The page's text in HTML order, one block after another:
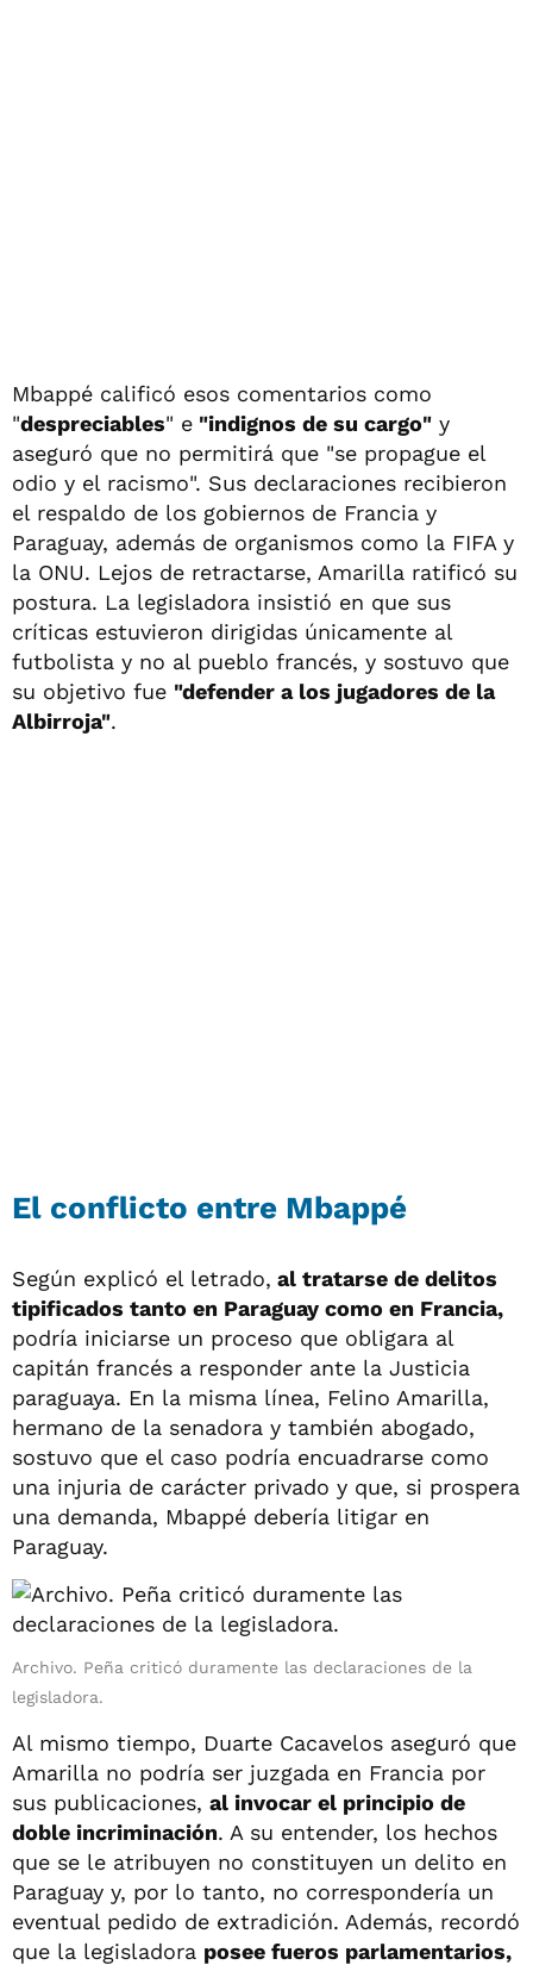
Mbappé calificó esos comentarios como
"despreciables" e "indignos de su cargo" y
aseguró que no permitirá que "se propague el
odio y el racismo". Sus declaraciones recibieron
el respaldo de los gobiernos de Francia y
Paraguay, además de organismos como la FIFA y
la ONU. Lejos de retractarse, Amarilla ratificó su
postura. La legisladora insistió en que sus
críticas estuvieron dirigidas únicamente al
futbolista y no al pueblo francés, y sostuvo que
su objetivo fue "defender a los jugadores de la
Albirroja".
El conflicto entre Mbappé
Según explicó el letrado, al tratarse de delitos
tipificados tanto en Paraguay como en Francia,
podría iniciarse un proceso que obligara al
capitán francés a responder ante la Justicia
paraguaya. En la misma línea, Felino Amarilla,
hermano de la senadora y también abogado,
sostuvo que el caso podría encuadrarse como
una injuria de carácter privado y que, si prospera
una demanda, Mbappé debería litigar en
Paraguay.
Archivo. Peña criticó duramente las declaraciones de la
legisladora.
Al mismo tiempo, Duarte Cacavelos aseguró que
Amarilla no podría ser juzgada en Francia por
sus publicaciones, al invocar el principio de
doble incriminación. A su entender, los hechos
que se le atribuyen no constituyen un delito en
Paraguay y, por lo tanto, no correspondería un
eventual pedido de extradición. Además, recordó
que la legisladora posee fueros parlamentarios,